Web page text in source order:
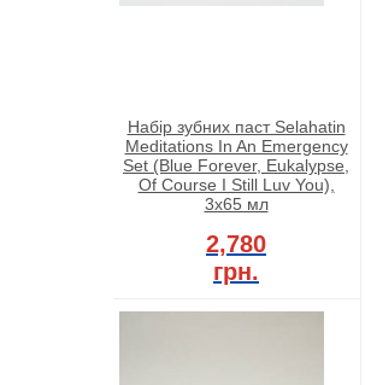
Набір зубних паст Selahatin
Meditations In An Emergency
Set (Blue Forever, Eukalypse,
Of Course I Still Luv You),
3x65 мл
2,780
грн.